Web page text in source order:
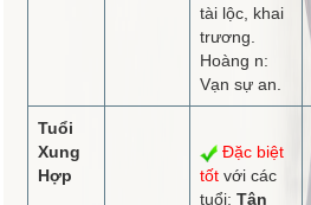
tài lộc, khai
trương.
Hoàng n:
Vạn sự an.
Tuổi
Xung
Hợp
Đặc biệt
tốtvới các
tuổi: Tân